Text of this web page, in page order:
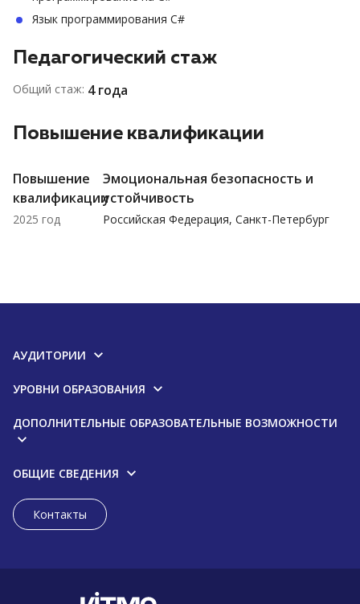
Язык программирования C#
Педагогический стаж
Общий стаж: 4 года
Повышение квалификации
Повышение
квалификации
2025 год
Эмоциональная безопасность и
устойчивость
Российская Федерация, Санкт-Петербург
АУДИТОРИИ
УРОВНИ ОБРАЗОВАНИЯ
ДОПОЛНИТЕЛЬНЫЕ ОБРАЗОВАТЕЛЬНЫЕ ВОЗМОЖНОСТИ
ОБЩИЕ СВЕДЕНИЯ
Контакты